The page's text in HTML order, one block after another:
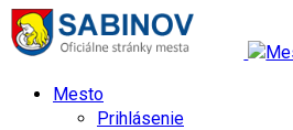
Mesto
Prihlásenie